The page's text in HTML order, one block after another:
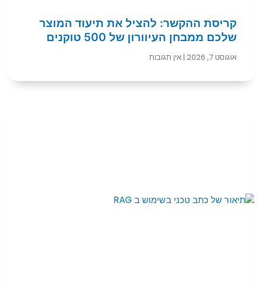
קריסת ההקשר: להציל את תיעוד המוצר
שלכם ממבחן העיוורון של 500 טוקנים
אוגוסט 7, 2026 אין תגובות